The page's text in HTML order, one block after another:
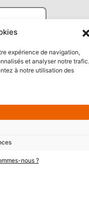
expérience de navigation,
et analyser notre trafic.
à notre utilisation des
nous ?